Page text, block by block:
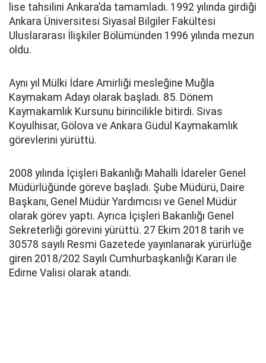
lise tahsilini Ankara’da tamamladı. 1992 yılında girdiği
Ankara Üniversitesi Siyasal Bilgiler Fakültesi
Uluslararası İlişkiler Bölümünden 1996 yılında mezun
oldu.
Aynı yıl Mülki İdare Amirliği mesleğine Muğla
Kaymakam Adayı olarak başladı. 85. Dönem
Kaymakamlık Kursunu birincilikle bitirdi. Sivas
Koyulhisar, Gölova ve Ankara Güdül Kaymakamlık
görevlerini yürüttü.
2008 yılında İçişleri Bakanlığı Mahalli İdareler Genel
Müdürlüğünde göreve başladı. Şube Müdürü, Daire
Başkanı, Genel Müdür Yardımcısı ve Genel Müdür
olarak görev yaptı. Ayrıca İçişleri Bakanlığı Genel
Sekreterliği görevini yürüttü. 27 Ekim 2018 tarih ve
30578 sayılı Resmi Gazetede yayınlanarak yürürlüğe
giren 2018/202 Sayılı Cumhurbaşkanlığı Kararı ile
Edirne Valisi olarak atandı.